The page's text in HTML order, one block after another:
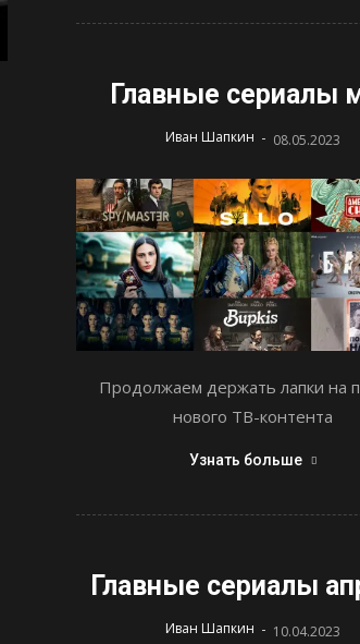
Главные сериалы
Иван Шапкин - 08.05.2023
Продолжаем держать лапки на
нового ТВ-контента
Узнать больше
Главные сериалы
Иван Шапкин - 10.04.2023